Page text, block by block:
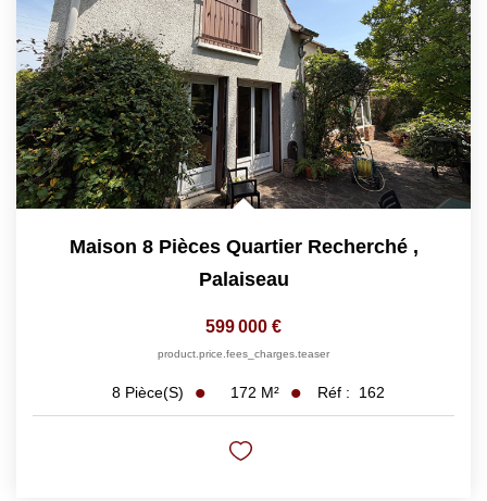
Maison 8 Pièces Quartier Recherché ,
Palaiseau
599 000 €
product.price.fees_charges.teaser
8 Pièce(s) 172 M² Réf : 162